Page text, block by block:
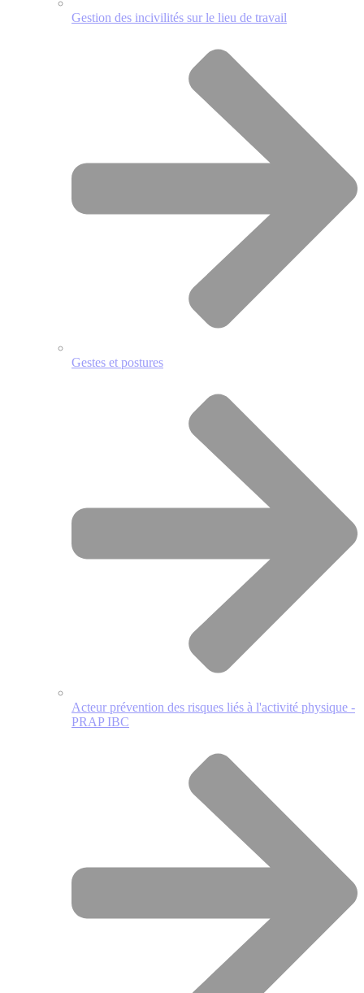
Gestion des incivilités sur le lieu de travail
Gestes et postures
Acteur prévention des risques liés à l'activité physique -
PRAP IBC